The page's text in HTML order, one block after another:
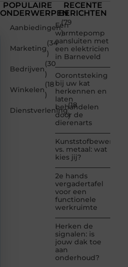
POPULAIRE
ONDERWERPEN
Aanbiedingen
(79
)
Marketing
(34
)
Bedrijven
(30
)
Winkelen
(18
)
Dienstverlening
(18
)
RECENTE
BERICHTEN
Een
warmtepomp
aansluiten met
een elektricien
in Barneveld
Oorontsteking
bij uw kat
herkennen en
laten
behandelen
door de
dierenarts
vs. metaal: wat
kies jij?
2e hands
vergadertafel
voor een
functionele
werkruimte
Herken de
signalen: is
jouw dak toe
aan
onderhoud?